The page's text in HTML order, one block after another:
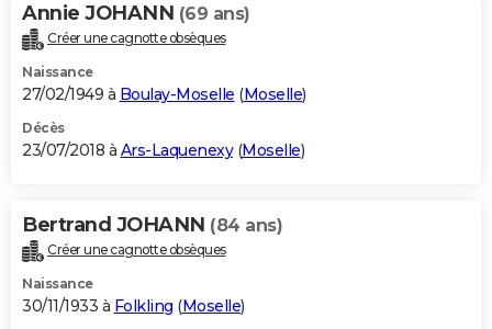
Annie JOHANN (69 ans)
Créer une cagnotte obsèques
Naissance
27/02/1949 à Boulay-Moselle (Moselle)
Décès
23/07/2018 à Ars-Laquenexy(Moselle)
Bertrand JOHANN (84 ans)
Créer une cagnotte obsèques
Naissance
30/11/1933 à Folkling (Moselle)